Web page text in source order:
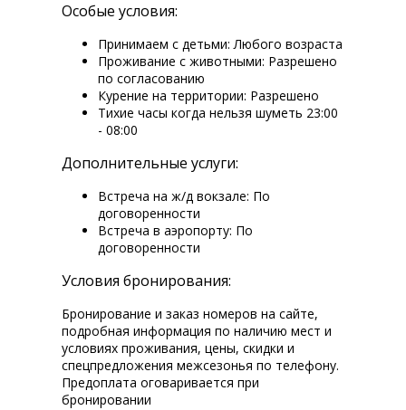
Особые условия:
Принимаем с детьми: Любого возраста
Проживание с животными: Разрешено
по согласованию
Курение на территории: Разрешено
Тихие часы когда нельзя шуметь 23:00
- 08:00
Дополнительные услуги:
Встреча на ж/д вокзале: По
договоренности
Встреча в аэропорту: По
договоренности
Условия бронирования:
Бронирование и заказ номеров на сайте,
подробная информация по наличию мест и
условиях проживания, цены, скидки и
спецпредложения межсезонья по телефону.
Предоплата оговаривается при
бронировании